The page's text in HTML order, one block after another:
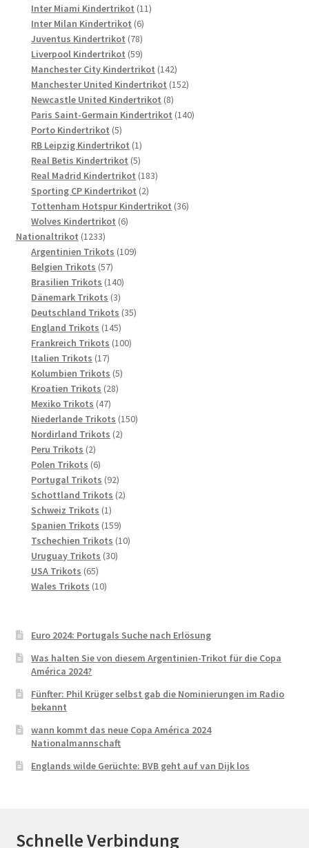
Produkte
Inter Miami Kindertrikot 1111
Inter Milan Kindertrikot 66
Produkte
Juventus Kindertrikot 7878
Produkte
Liverpool Kindertrikot 5959
Produkte
Manchester City Kindertrikot 142142
Produkte
Manchester United Kindertrikot 152152
Newcastle United Kindertrikot 88
Produkte
Paris Saint-Germain Kindertrikot 140140
Porto Kindertrikot 55
Produkte
RB Leipzig Kindertrikot 11
Produkt
Real Betis Kindertrikot 55
Produkte
Real Madrid Kindertrikot 183183
Sporting CP Kindertrikot 22
Produkte
Tottenham Hotspur Kindertrikot 3636
Wolves Kindertrikot 66
Nationaltrikot 12331233
Produkte
Argentinien Trikots 109109
Belgien Trikots 5757
Produkte
Brasilien Trikots 140140
Dänemark Trikots 33
Produkte
Deutschland Trikots 3535
England Trikots 145145
Produkte
Frankreich Trikots 100100
Italien Trikots 1717
Produkte
Kolumbien Trikots 55
Kroatien Trikots 2828
Mexiko Trikots 4747
Produkte
Niederlande Trikots 150150
Nordirland Trikots 22
Peru Trikots 22
Produkte
Polen Trikots 66
Produkte
Portugal Trikots 9292
Produkte
Schottland Trikots 22
Schweiz Trikots 11
Produkt
Spanien Trikots 159159
Produkte
Tschechien Trikots 1010
Uruguay Trikots 3030
USA Trikots 6565
Produkte
Wales Trikots 1010
Euro 2024: Portugals Suche nach Erlösung
Was halten Sie von diesem Argentinien-Trikot für die Copa
América 2024?
Fünfter: Phil Krüger selbst gab die Nominierungen im Radio
bekannt
wann kommt das neue Copa América 2024
Nationalmannschaft
Englands wilde Gerüchte: BVB geht auf van Dijk los
Schnelle Verbindung